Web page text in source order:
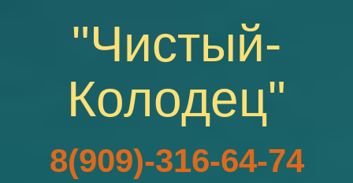
"Чистый-
Колодец"
8(909)-316-64-74